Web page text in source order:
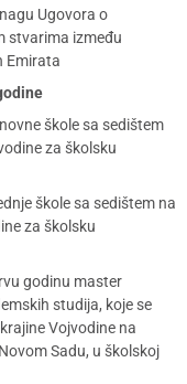
Ugovora o
stvarima između
Emirata
škole sa sedištem
za školsku
škole sa sedištem na
za školsku
godinu master
studija, koje se
Vojvodine na
Sadu, u školskoj